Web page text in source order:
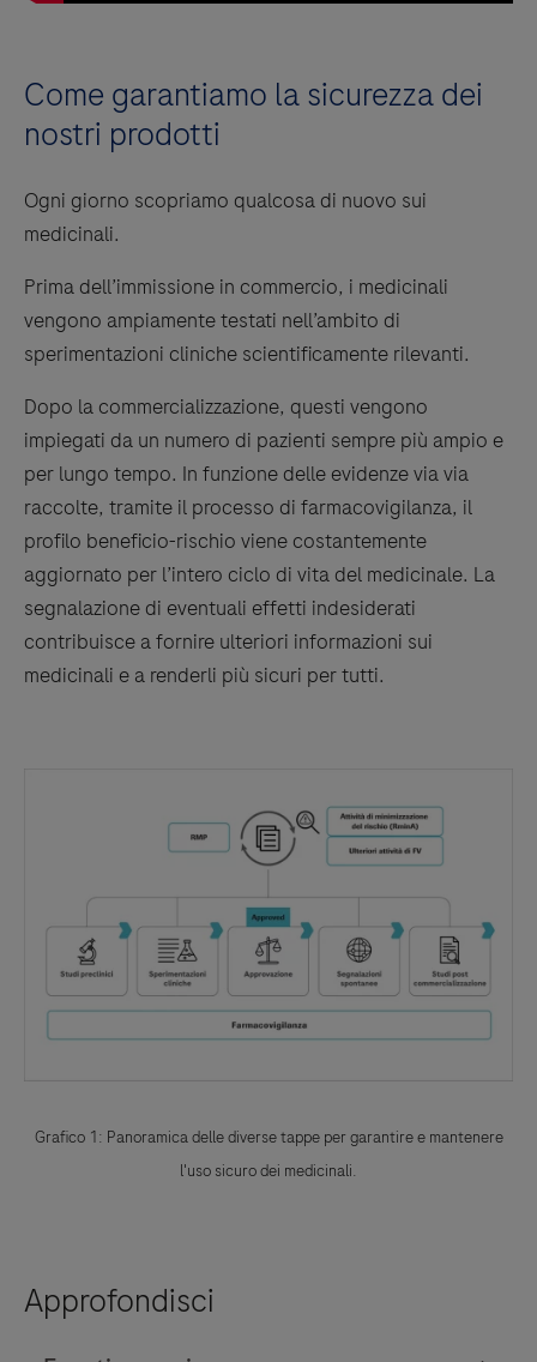
Come garantiamo la sicurezza dei
nostri prodotti
Ogni giorno scopriamo qualcosa di nuovo sui
medicinali.
Prima dell’immissione in commercio, i medicinali
vengono ampiamente testati nell’ambito di
sperimentazioni cliniche scientificamente rilevanti.
Dopo la commercializzazione, questi vengono
impiegati da un numero di pazienti sempre più ampio e
per lungo tempo. In funzione delle evidenze via via
raccolte, tramite il processo di farmacovigilanza, il
profilo beneficio-rischio viene costantemente
aggiornato per l’intero ciclo di vita del medicinale. La
segnalazione di eventuali effetti indesiderati
contribuisce a fornire ulteriori informazioni sui
medicinali e a renderli più sicuri per tutti.
Grafico 1: Panoramica delle diverse tappe per garantire e mantenere
l'uso sicuro dei medicinali.
Approfondisci